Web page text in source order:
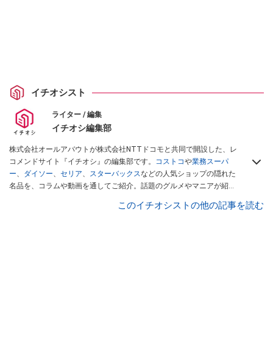
イチオシスト
ライター / 編集
イチオシ編集部
株式会社オールアバウトが株式会社NTTドコモと共同で開設した、レ
コメンドサイト『イチオシ』の編集部です。 コストコや業務スーパ
ー、 ダイソー、 セリア、 スターバックスなどの人気ショップの隠れた
名品を、コラムや動画を通してご紹介。話題のグルメやマニアが紹介
インフルエンサーが実際に使用してレビューしています。毎日トレン
このイチオシストの他の記事を読む